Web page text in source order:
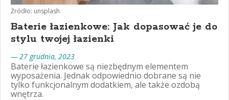
Żródło: unsplash
Baterie łazienkowe: Jak dopasować je do
stylu twojej łazienki
— 27 grudnia, 2023
Baterie łazienkowe są niezbędnym elementem
wyposażenia. Jednak odpowiednio dobrane są nie
tylko funkcjonalnym dodatkiem, ale także ozdobą
wnętrza.